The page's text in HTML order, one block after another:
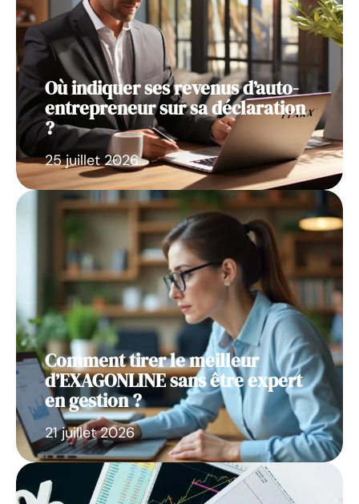
Où indiquer ses revenus d’auto-
entrepreneur sur sa déclaration
?
25 juillet 2026
Comment tirer le meilleur
d’EXAGONLINE sans être expert
en gestion ?
21 juillet 2026